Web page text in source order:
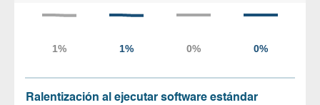
Ralentización al ejecutar software estándar